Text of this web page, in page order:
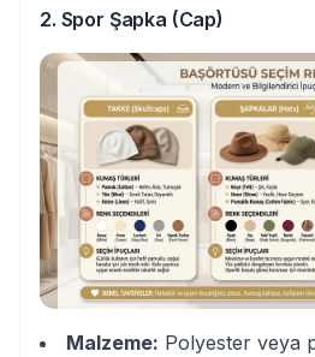
2. Spor Şapka (Cap)
Malzeme: Polyester veya